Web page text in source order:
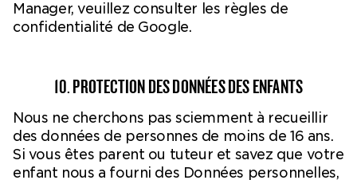
Manager, veuillez consulter les règles de
confidentialité de Google.
10. PROTECTION DES DONNÉES DES ENFANTS
Nous ne cherchons pas sciemment à recueillir
des données de personnes de moins de 16 ans.
Si vous êtes parent ou tuteur et savez que votre
enfant nous a fourni des Données personnelles,